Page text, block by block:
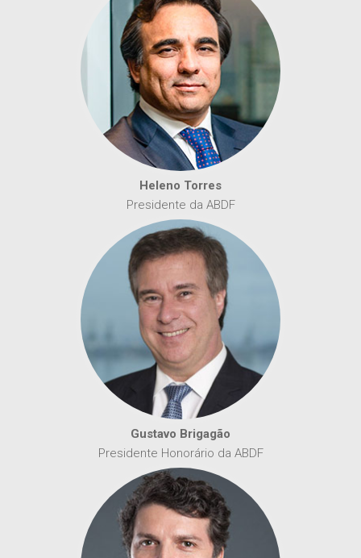
Heleno Torres
Presidente da ABDF
Gustavo Brigagão
Presidente Honorário da ABDF